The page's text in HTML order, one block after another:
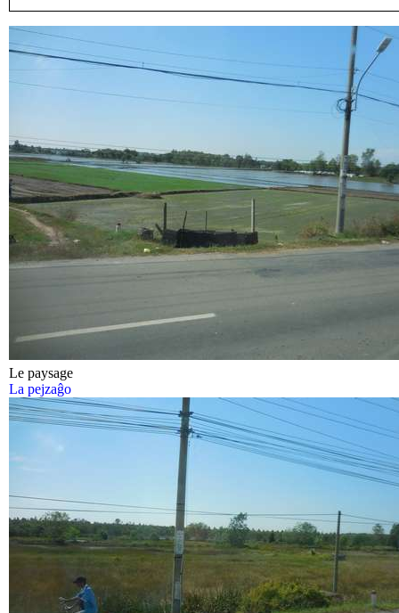
Le paysage
La pejzaĝo